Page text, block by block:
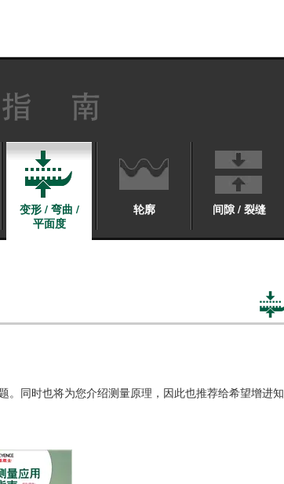
变形 / 弯曲 /
平面度
轮廓 间隙 / 裂缝
同时也将为您介绍测量原理，因此也推荐给希望增进知